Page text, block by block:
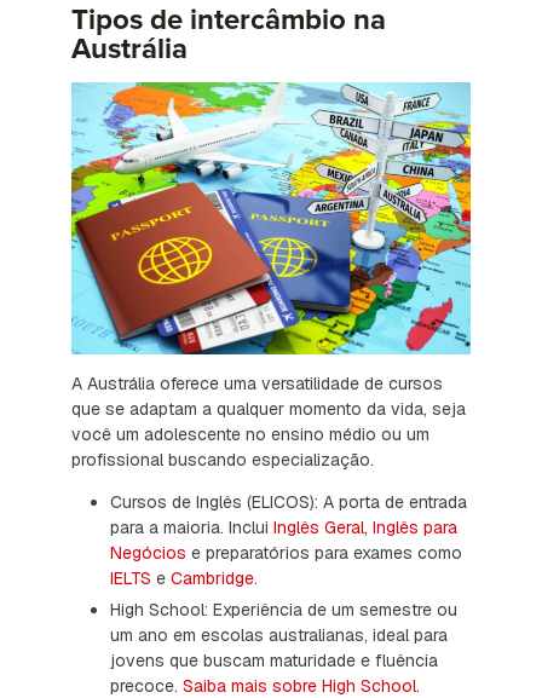
Tipos de intercâmbio na
Austrália
A Austrália oferece uma versatilidade de cursos
que se adaptam a qualquer momento da vida, seja
você um adolescente no ensino médio ou um
profissional buscando especialização.
Cursos de Inglês (ELICOS): A porta de entrada
para a maioria. Inclui Inglês Geral, Inglês para
Negócios e preparatórios para exames como
IELTS e Cambridge.
High School: Experiência de um semestre ou
um ano em escolas australianas, ideal para
jovens que buscam maturidade e fluência
precoce. Saiba mais sobre High School.